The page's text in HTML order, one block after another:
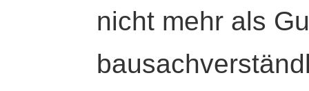
nicht mehr als